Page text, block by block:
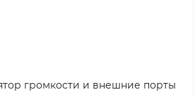
громкости и внешние порты